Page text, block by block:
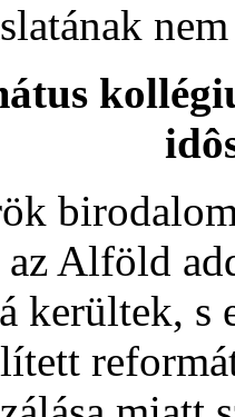
Alföld
kerültek, s